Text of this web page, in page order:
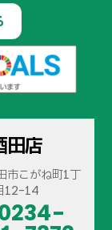
田店
市こがね町1丁
12-14